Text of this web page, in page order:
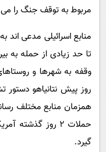
مربوط به توقف جنگ را می
منابع اسرائیلی مدعی
تا حد زیادی از حمله به
روز پیش نتانیاهو
همزمان منابع مختلف
حملات 2 روز
گیرد.